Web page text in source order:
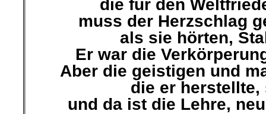
die für den
muss der Herzschlag
als sie hörten,
Er war die
Aber die geistigen und
die er herstellte,
und da ist die Lehre,